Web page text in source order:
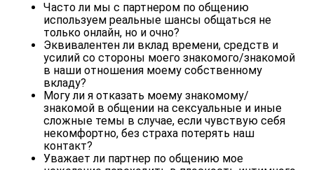
Часто ли мы с партнером по общению
используем реальные шансы общаться не
только онлайн, но и очно?
Эквивалентен ли вклад времени, средств и
усилий со стороны моего знакомого/знакомой
в наши отношения моему собственному
вкладу?
Могу ли я отказать моему знакомому/
знакомой в общении на сексуальные и иные
сложные темы в случае, если чувствую себя
некомфортно, без страха потерять наш
контакт?
Уважает ли партнер по общению мое